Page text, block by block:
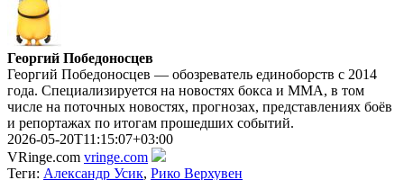
Георгий Победоносцев
Георгий Победоносцев — обозреватель единоборств с 2014
года. Специализируется на новостях бокса и ММА, в том
числе на поточных новостях, прогнозах, представлениях боёв
и репортажах по итогам прошедших событий.
2026-05-20T11:15:07+03:00
VRinge.com vringe.com
Теги: Александр Усик, Рико Верхувен